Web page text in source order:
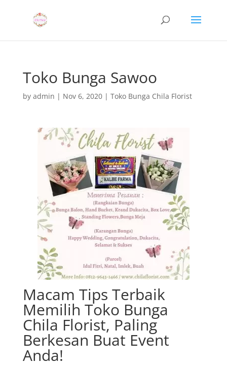
Toko Bunga Sawoo
by admin | Nov 6, 2020| Toko Bunga Chila Florist
Macam Tips Terbaik
Memilih Toko Bunga
Chila Florist, Paling
Berkesan Buat Event
Anda!